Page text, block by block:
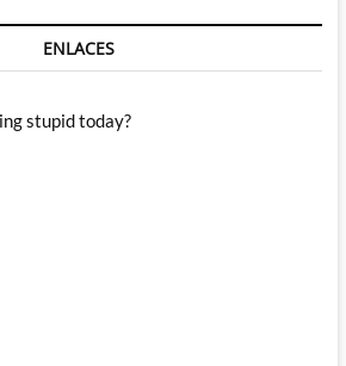
ENLACES
stupid today?